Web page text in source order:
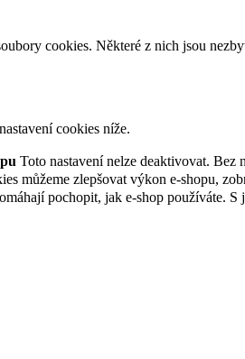
cookies. Některé z nich jsou
cookies níže.
Toto nastavení nelze deaktivovat. Bez
můžeme zlepšovat výkon e-shopu,
pochopit, jak e-shop používáte. S